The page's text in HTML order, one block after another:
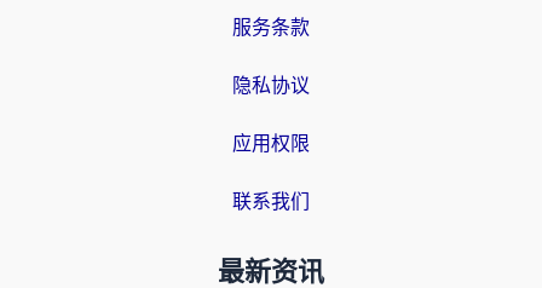
服务条款
隐私协议
应用权限
联系我们
最新资讯